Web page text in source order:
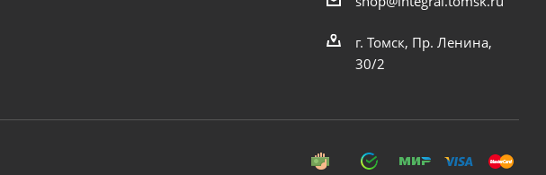
г. Томск, Пр. Ленина,
30/2